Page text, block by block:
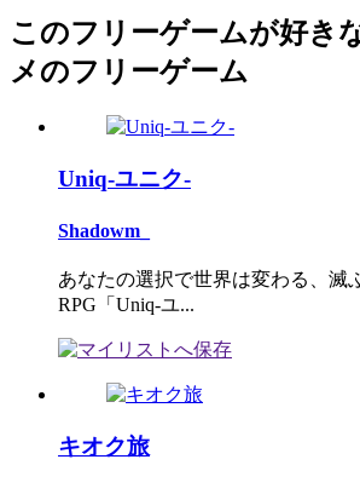
このフリーゲームが好き
メのフリーゲーム
Uniq-ユニク-
Shadowm_
あなたの選択で世界は変わる、滅
RPG「Uniq-ユ...
キオク旅